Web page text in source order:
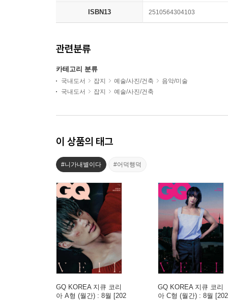
ISBN13 2510564304103
관련분류
카테고리 분류
국내도서 잡지 예술/사진/건축
음악/미술
국내도서
잡지 예술/사진/건축
이 상품의 태그
#니가내별이다 #어덕행덕
GQ KOREA 지큐 코리
아 A형 (월간) : 8월 [202
GQ KOREA 지큐 코리
아 C형 (월간) : 8월 [202